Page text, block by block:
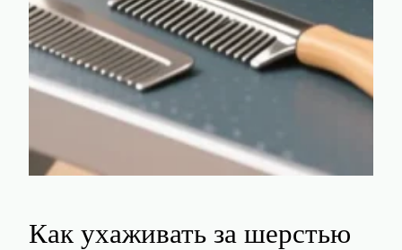
Как ухаживать за шерстью